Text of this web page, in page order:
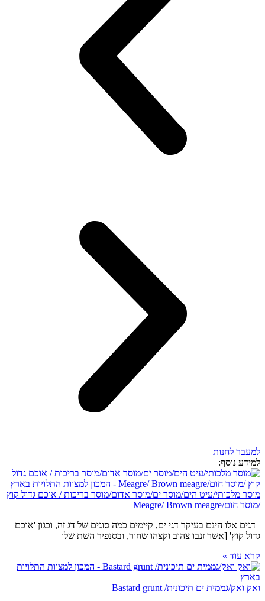
למעבר לחנות
למידע נוסף:
מוסר מלכותי/עיט הים/מוסר ים/מוסר אדום/מוסר בריכות / אוכם גדול קוץ
/מוסר חום/Meagre/ Brown meagre
דגים אלו הינם בעיקר דגי ים, קיימים כמה סוגים של דג זה, וכגון 'אוכם
גדול קוץ' [אשר זנבו צהוב וקצהו שחור, ובסנפיר השת שלו
קרא עוד »
ואק ואק/גממית ים תיכונית/ Bastard grunt